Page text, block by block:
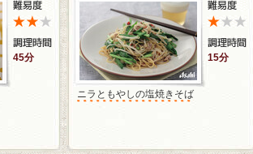
45分 15分
ニラともやしの塩焼きそば